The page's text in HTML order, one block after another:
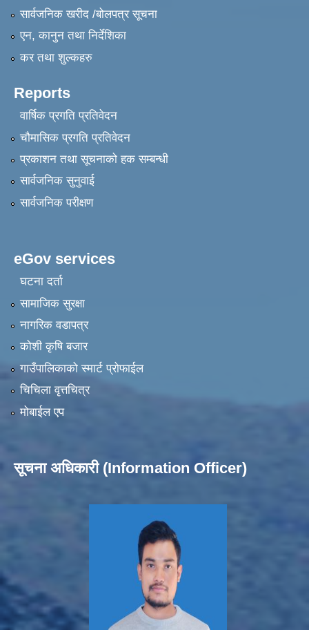
सार्वजनिक खरीद /बोलपत्र सूचना
एन, कानुन तथा निर्देशिका
कर तथा शुल्कहरु
Reports
वार्षिक प्रगति प्रतिवेदन
चौमासिक प्रगति प्रतिवेदन
प्रकाशन तथा सूचनाको हक सम्बन्धी
सार्वजनिक सुनुवाई
सार्वजनिक परीक्षण
eGov services
घटना दर्ता
सामाजिक सुरक्षा
नागरिक वडापत्र
कोशी कृषि बजार
गाउँपालिकाको स्मार्ट प्रोफाईल
चिचिला वृत्तचित्र
मोबाईल एप
सूचना अधिकारी (Information Officer)